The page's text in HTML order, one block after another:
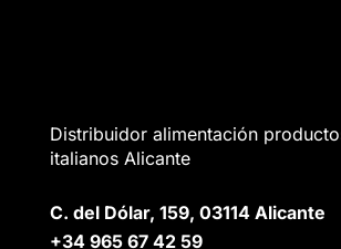
Distribuidor alimentación
italianos Alicante
C. del Dólar, 159, 03114 Alicante
+34 965 67 42 59